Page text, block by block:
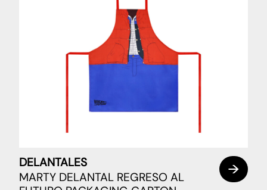
DELANTALES
MARTY DELANTAL REGRESO AL